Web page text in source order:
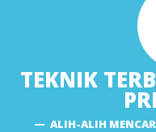
TEKNIK
ALIH-ALIH